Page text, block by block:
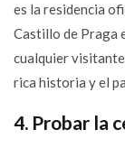
es la residencia
Castillo de Praga
cualquier visitante
rica historia y el
4. Probar la